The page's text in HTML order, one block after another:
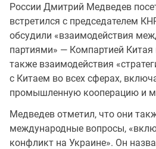
России Дмитрий Медведев
встретился с председателем
обсудили «взаимодействия
партиями» — Компартией Китая
также взаимодействия
с Китаем во всех сферах,
промышленную кооперацию и
Медведев отметил, что они
международные вопросы,
конфликт на Украине». Он